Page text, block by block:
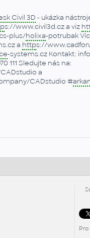
Civil 3D - ukázka
s://www.civil3d.cz a viz
plus/holixa-potrubak
a https://
-systems.cz Kontakt:
111 Sledujte nás na:
a
CADstudio #